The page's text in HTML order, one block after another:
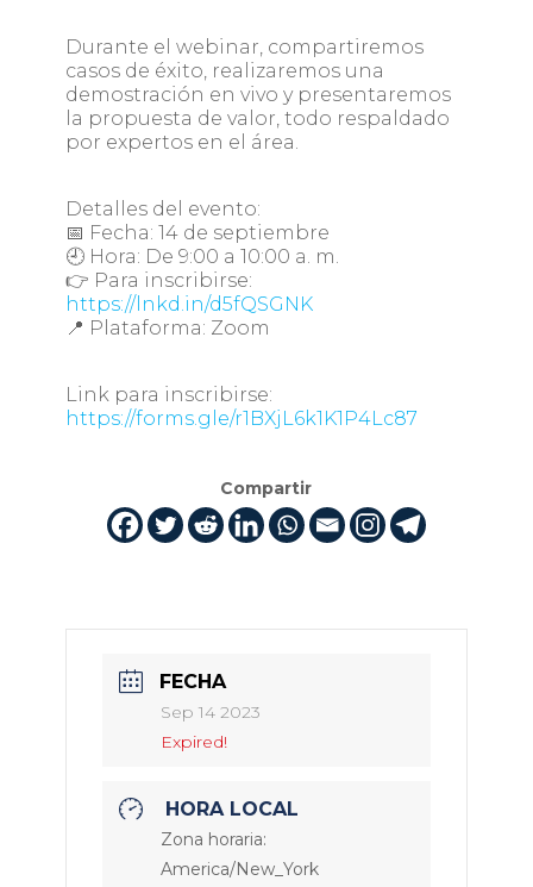
Durante el webinar, compartiremos
casos de éxito, realizaremos una
demostración en vivo y presentaremos
la propuesta de valor, todo respaldado
por expertos en el área.
Detalles del evento:
📅 Fecha: 14 de septiembre
🕘 Hora: De 9:00 a 10:00 a. m.
👉 Para inscribirse:
https://lnkd.in/d5fQSGNK
📍 Plataforma: Zoom
Link para inscribirse:
https://forms.gle/r1BXjL6k1K1P4Lc87
Compartir
FECHA
Sep 14 2023
Expired!
HORA LOCAL
Zona horaria:
America/New_York